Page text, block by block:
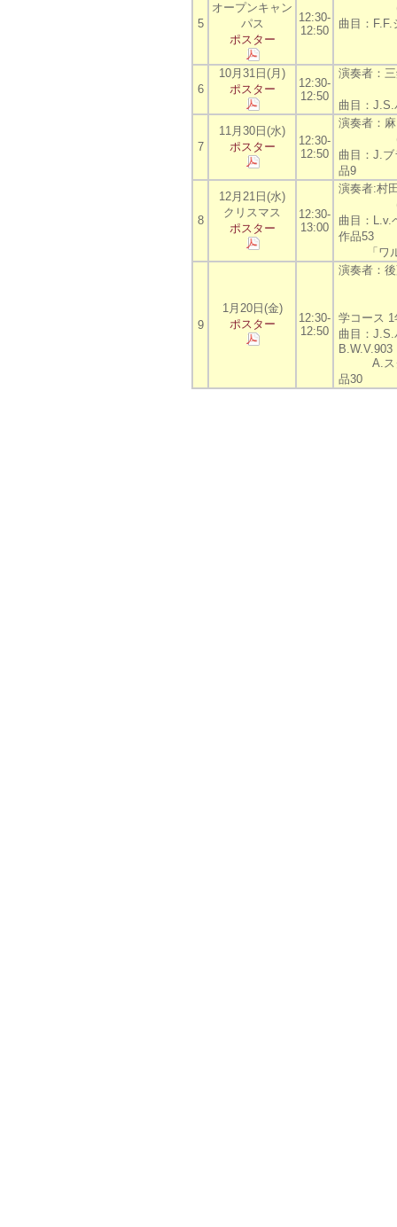
5
オープンキャン
パス
ポスター
12:30-
12:50
(芸術･
曲目：
6
10月31日(月)
ポスター
12:30-
12:50
演奏者：
曲目：
7
11月30日(水)
ポスター
12:30-
12:50
演奏者：
(芸術･
曲目：J.
品9
8
12月21日(水)
クリスマス
ポスター
12:30-
13:00
演奏者:村
(芸術･
曲目：L.v.
作品53
「ワル
9
1月20日(金)
ポスター
12:30-
12:50
演奏者：
学コース 1
曲目：
B.W.V.903
A.スク
品30